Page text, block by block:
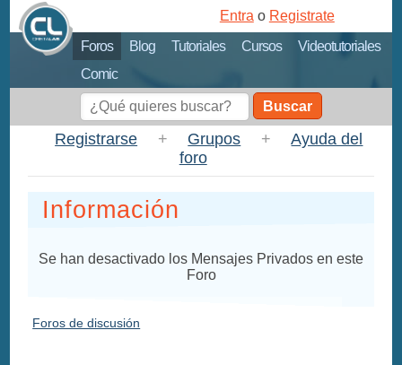
Foros Blog Tutoriales Cursos
Videotutoriales
Comic
Entra o Registrate
Buscar
Registrarse + Grupos +
Ayuda del
foro
Información
Se han desactivado los Mensajes Privados en este
Foro
Foros de discusión